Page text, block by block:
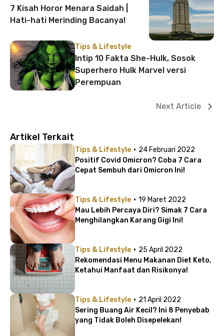
7 Kisah Horor Menara Saidah |
Hati-hati Merinding Bacanya!
Tips & Lifestyle
Intip 10 Fakta She-Hulk, Sosok
Superhero Hulk Marvel versi
Perempuan
Next Article
Artikel Terkait
Tips & Lifestyle · 24 Februari 2022
Positif Covid Omicron? Coba 7 Cara
Cepat Sembuh dari Omicron Ini!
Tips & Lifestyle · 19 Maret 2022
Mau Lebih Percaya Diri? Simak 7 Cara
Menghilangkan Karang Gigi Ini!
Tips & Lifestyle · 25 April 2022
Rekomendasi Menu Makanan Diet Keto,
Ketahui Manfaat dan Risikonya!
Tips & Lifestyle · 21 April 2022
Sering Buang Air Kecil? Ini 8 Penyebab
yang Tidak Boleh Disepelekan!